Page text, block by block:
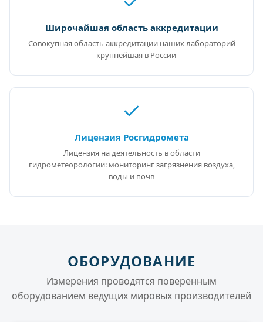
Широчайшая область аккредитации
Совокупная область аккредитации наших лабораторий
— крупнейшая в России
Лицензия Росгидромета
Лицензия на деятельность в области
гидрометеорологии: мониторинг загрязнения воздуха,
воды и почв
ОБОРУДОВАНИЕ
Измерения проводятся поверенным
оборудованием ведущих мировых производителей